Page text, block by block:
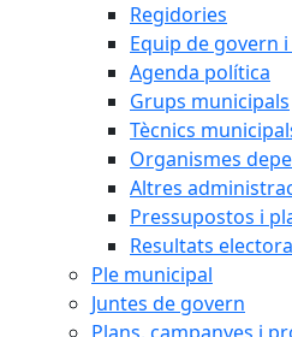
Regidories
Equip de govern
Agenda política
Grups municipals
Tècnics
Organismes
Altres
Pressupostos i
Resultats
Ple municipal
Juntes de govern